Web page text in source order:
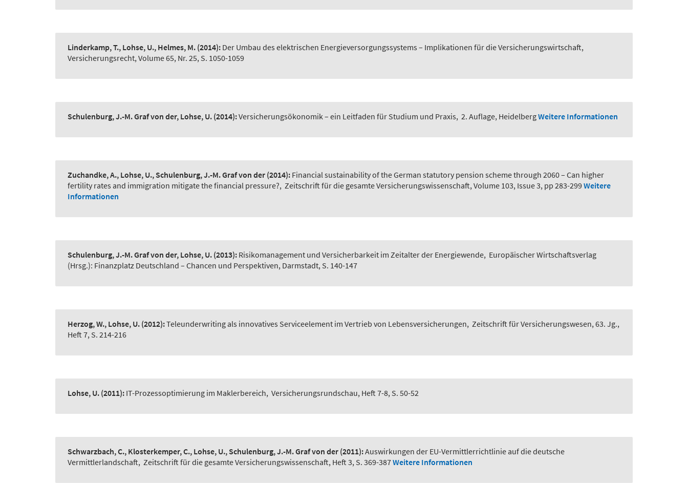
Linderkamp, T., Lohse, U., Helmes, M. (2014): Der Umbau des elektrischen Energieversorgungssystems – Implikationen für die Versicherungswirtschaft,
Versicherungsrecht, Volume 65, Nr. 25, S. 1050-1059
Schulenburg, J.-M. Graf von der, Lohse, U. (2014):Versicherungsökonomik – ein Leitfaden für Studium und Praxis, 2. Auflage, HeidelbergWeitere Informationen
Zuchandke, A., Lohse, U., Schulenburg, J.-M. Graf von der (2014): Financial sustainability of the German statutory pension scheme through 2060 – Can higher
fertility rates and immigration mitigate the financial pressure?, Zeitschrift für die gesamte Versicherungswissenschaft, Volume 103, Issue 3, pp 283-299Weitere
Informationen
Schulenburg, J.-M. Graf von der, Lohse, U. (2013): Risikomanagement und Versicherbarkeit im Zeitalter der Energiewende, Europäischer Wirtschaftsverlag
(Hrsg.): Finanzplatz Deutschland – Chancen und Perspektiven, Darmstadt, S. 140-147
Herzog, W., Lohse, U. (2012):Teleunderwriting als innovatives Serviceelement im Vertrieb von Lebensversicherungen, Zeitschrift für Versicherungswesen, 63. Jg.,
Heft 7, S. 214-216
Lohse, U. (2011): IT-Prozessoptimierung im Maklerbereich, Versicherungsrundschau, Heft 7-8, S. 50-52
Schwarzbach, C., Klosterkemper, C., Lohse, U., Schulenburg, J.-M. Graf von der (2011):Auswirkungen der EU-Vermittlerrichtlinie auf die deutsche
Vermittlerlandschaft, Zeitschrift für die gesamte Versicherungswissenschaft, Heft 3, S. 369-387Weitere Informationen